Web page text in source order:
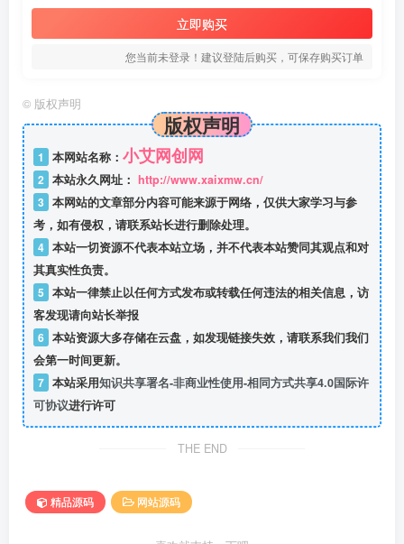
立即购买
您当前未登录！建议登陆后购买，可保存购买订单
© 版权声明
版权声明
1 本网站名称： 小艾网创网
2 本站永久网址： http://www.xaixmw.cn/
3 本网站的文章部分内容可能来源于网络，仅供大家学习与参
考，如有侵权，请联系站长进行删除处理。
4 本站一切资源不代表本站立场，并不代表本站赞同其观点和对
其真实性负责。
5 本站一律禁止以任何方式发布或转载任何违法的相关信息，访
客发现请向站长举报
6 本站资源大多存储在云盘，如发现链接失效，请联系我们我们
会第一时间更新。
7 本站采用知识共享署名-非商业性使用-相同方式共享4.0国际许
可协议进行许可
THE END
精品源码 网站源码